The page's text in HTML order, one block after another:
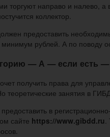
направо и налево, а
коллектор.
предоставить
рублей. А по поводу
— А — если есть
получить права для
теоретические занятия в
в
сайте https://www.gibdd.ru.